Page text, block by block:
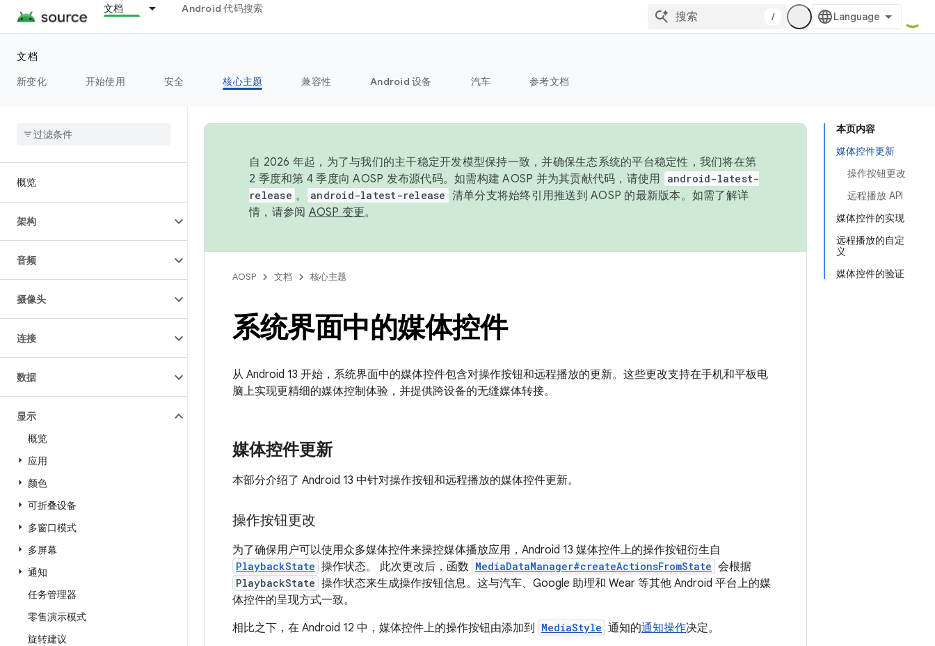
文档 Android 代码搜索
/
文档
新变化
开始使用 安全 核心主题 兼容性 Android 设备 汽车 参考文档
概览
架构
音频
摄像头
连接
数据
显示
概览
应用
颜色
可折叠设备
多窗口模式
多屏幕
通知
任务管理器
零售演示模式
旋转建议
本页内容
媒体控件更新
操作按钮更改
远程播放 API
媒体控件的实现
远程播放的自定
义
媒体控件的验证
自 2026 年起，为了与我们的主干稳定开发模型保持一致，并确保生态系统的平台稳定性，我们将在第
2 季度和第 4 季度向 AOSP 发布源代码。如需构建 AOSP 并为其贡献代码，请使用
android-latest-
release 。 android-latest-release 清单分支将始终引用推送到 AOSP 的最新版本。如需了解详
情，请参阅 AOSP 变更。
AOSP 文档 核心主题
系统界面中的媒体控件
从 Android 13 开始，系统界面中的媒体控件包含对操作按钮和远程播放的更新。这些更改支持在手机和平板电
脑上实现更精细的媒体控制体验，并提供跨设备的无缝媒体转接。
媒体控件更新
本部分介绍了 Android 13 中针对操作按钮和远程播放的媒体控件更新。
操作按钮更改
为了确保用户可以使用众多媒体控件来操控媒体播放应用，Android 13 媒体控件上的操作按钮衍生自
PlaybackState 操作状态。 此次更改后，函数 MediaDataManager#createActionsFromState 会根据
PlaybackState 操作状态来生成操作按钮信息。这与汽车、Google 助理和 Wear 等其他 Android 平台上的媒
体控件的呈现方式一致。
相比之下，在 Android 12 中，媒体控件上的操作按钮由添加到
MediaStyle 通知的通知操作决定。